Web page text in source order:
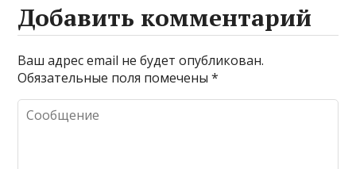
Добавить комментарий
Ваш адрес email не будет опубликован.
Обязательные поля помечены*